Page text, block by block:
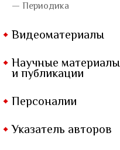
— Периодика
Видеоматериалы
Научные материалы
и публикации
Персоналии
Указатель авторов